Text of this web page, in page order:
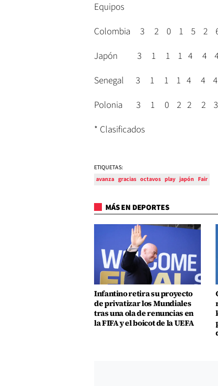
Equipos
Colombia 3 2 0 1 5 2
Japón 3 1 1 1 4 4
Senegal 3 1 1 1 4 4
Polonia 3 1 0 2 2 2 3
* Clasificados
ETIQUETAS:
avanza gracias octavos play japón Fair
MÁS EN DEPORTES
Infantino retira su proyecto
de privatizar los Mundiales
tras una ola de renuncias en
la FIFA y el boicot de la UEFA